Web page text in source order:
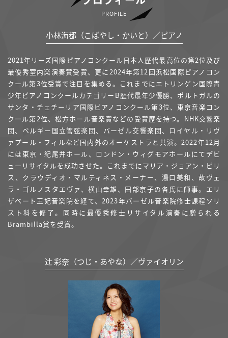
PROFILE
小林海都（こばやし・かいと）／ピアノ
2021年リーズ国際ピアノコンクール日本人歴代最高位の第2位及び
最優秀室内楽演奏賞受賞、更に2024年第12回浜松国際ピアノコン
クール第3位受賞で注目を集める。これまでにエトリンゲン国際青
少年ピアノコンクールカテゴリーB歴代最年少優勝、ポルトガルの
サンタ・チェチーリア国際ピアノコンクール第3位、東京音楽コン
クール第2位、松方ホール音楽賞などの受賞歴を持つ。NHK交響楽
団、ベルギー国立管弦楽団、バーゼル交響楽団、ロイヤル・リヴ
ァプール・フィルなど国内外のオーケストラと共演。2022年12月
には東京・紀尾井ホール、ロンドン・ウィグモアホールにてデビ
ューリサイタルを成功させた。これまでにマリア・ジョアン・ピリ
ス、クラウディオ・マルティネス・メーナー、湯口美和、故ヴェ
ラ・ゴルノスタエヴァ、横山幸雄、田部京子の各氏に師事。エリ
ザベート王妃音楽院を経て、2023年バーゼル音楽院修士課程ソリ
スト科を修了。同時に最優秀修士リサイタル演奏に贈られる
Brambilla賞を受賞。
辻󠄀 彩奈（つじ・あやな）／ヴァイオリン